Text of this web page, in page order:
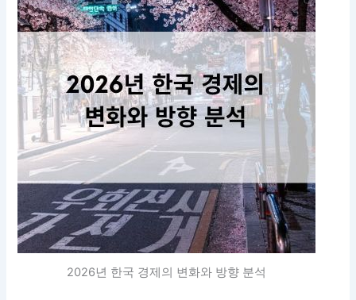
2026년 한국 경제의 변화와 방향 분석